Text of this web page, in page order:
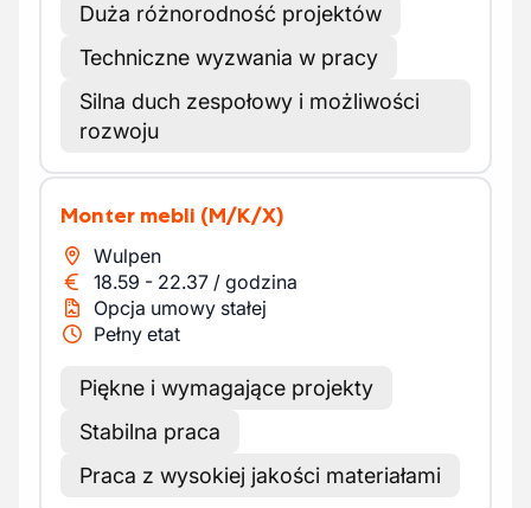
Duża różnorodność projektów
Techniczne wyzwania w pracy
Silna duch zespołowy i możliwości
rozwoju
Monter mebli (M/K/X)
Wulpen
18.59 - 22.37 / godzina
Opcja umowy stałej
Pełny etat
Piękne i wymagające projekty
Stabilna praca
Praca z wysokiej jakości materiałami